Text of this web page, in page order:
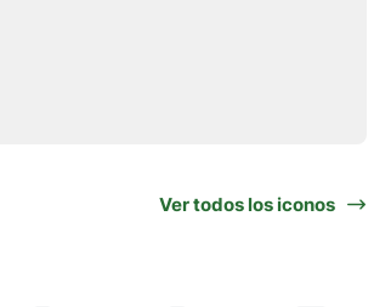
Ver todos los iconos